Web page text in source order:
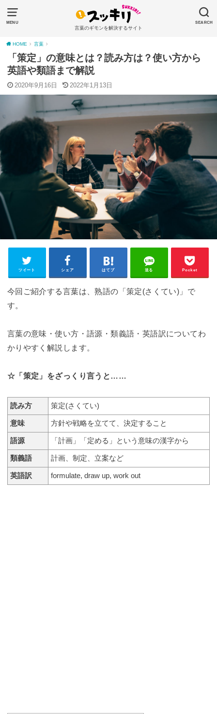
MENU SEARCH
言葉のギモンを解決するサイト
HOME 言葉
「策定」の意味とは？読み方は？使い方から
英語や類語まで解説
2020年9月16日 2022年1月13日
ツイート シェア はてブ 送る Pocket
今回ご紹介する言葉は、熟語の「策定(さくてい)」で
す。
言葉の意味・使い方・語源・類義語・英語訳についてわ
かりやすく解説します。
☆「策定」をざっくり言うと……
読み方 策定(さくてい)
意味 方針や戦略を立てて、決定すること
語源 「計画」「定める」という意味の漢字から
類義語 計画、制定、立案など
英語訳 formulate, draw up, work out